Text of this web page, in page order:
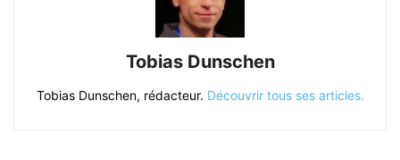
Tobias Dunschen
Tobias Dunschen, rédacteur. Découvrir tous ses articles.